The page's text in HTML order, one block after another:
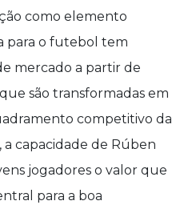
como elemento
para o futebol tem
mercado a partir de
são transformadas em
competitivo da
capacidade de Rúben
jogadores o valor que
para a boa